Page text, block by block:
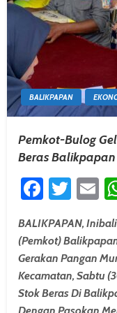
BALIKPAPAN
Pemkot-Bulog
Beras
BALIKPAPAN,
(Pemkot)
Gerakan Pangan
Kecamatan, Sabtu
Stok Beras Di